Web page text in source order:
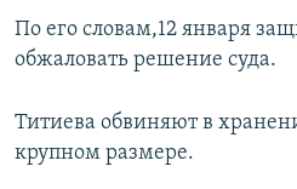
ПРОПАВШИЕ БЕЗ ВЕСТИ
ПОБЕДИТЕЛЕЙ НЕ СУДЯТ?
КРЫМ.НЕПОКОРЕННЫЙ
ELIFBE
ПРИСОЕДИНЯЙТЕСЬ!
По его словам,12 января
обжаловать решение суда.
Титиева обвиняют в
крупном размере.